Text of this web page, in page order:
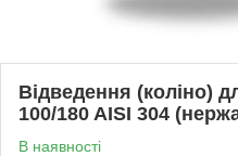
Відведення (коліно)
100/180 AISI 304
В наявності